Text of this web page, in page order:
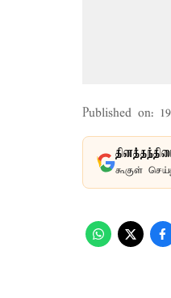
Published on:
கூகுள்